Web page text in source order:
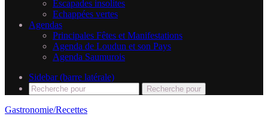
Escapades insolites
Echappées vertes
Agendas
Principales Fêtes et Manifestations
Agenda de Loudun et son Pays
Agenda Saumurois
Sidebar (barre latérale)
Recherche pour
Gastronomie/Recettes